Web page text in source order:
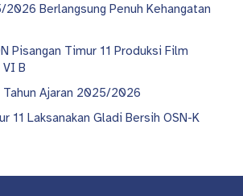
2026 Berlangsung Penuh Kehangatan
Pisangan Timur 11 Produksi Film
B
Ajaran 2025/2026
11 Laksanakan Gladi Bersih OSN-K